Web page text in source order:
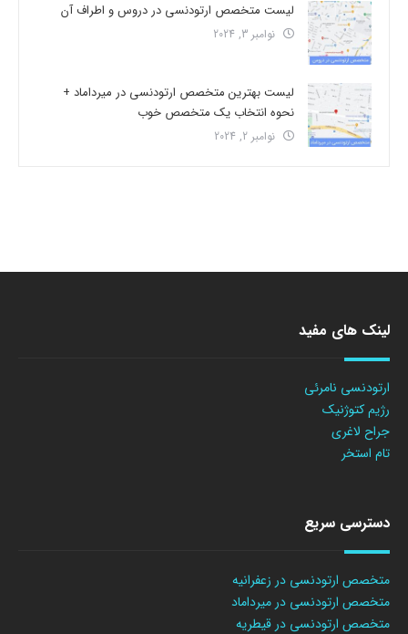
لیست متخصص ارتودنسی در دروس و اطراف آن
نوامبر 3, 2024
لیست بهترین متخصص ارتودنسی در میرداماد +
نحوه انتخاب یک متخصص خوب
نوامبر 2, 2024
لینک های مفید
ارتودنسی نامرئی
رژیم کتوژنیک
جراح لاغری
تام استخر
دسترسی سریع
متخصص ارتودنسی در زعفرانیه
متخصص ارتودنسی در میرداماد
متخصص ارتودنسی در قیطریه